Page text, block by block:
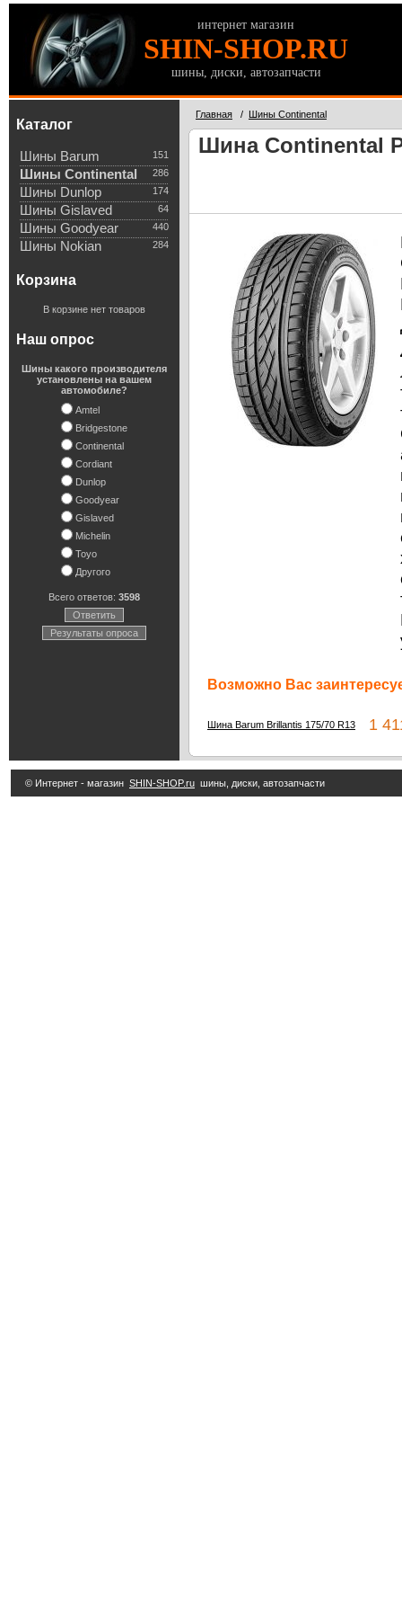
интернет магазин
SHIN-SHOP.RU
шины, диски, автозапчасти
Каталог
151
Шины Barum
286
Шины Continental
174
Шины Dunlop
64
Шины Gislaved
440
Шины Goodyear
284
Шины Nokian
Корзина
В корзине нет товаров
Наш опрос
Шины какого производителя
установлены на вашем
автомобиле?
Amtel
Bridgestone
Continental
Cordiant
Dunlop
Goodyear
Gislaved
Michelin
Toyo
Другого
Всего ответов: 3598
Ответить
Результаты опроса
Главная / Шины Continental
Шина Continental
Возможно Вас
Шина Barum Brillantis 175/70 R13 1
© Интернет - магазин SHIN-SHOP.ru шины, диски, автозапчасти